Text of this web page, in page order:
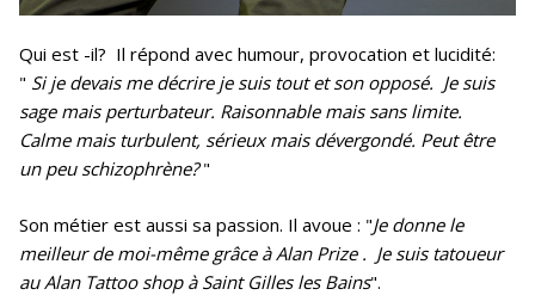
Qui est -il? Il répond avec humour, provocation et lucidité:
" Si je devais me décrire je suis tout et son opposé. Je suis
sage mais perturbateur. Raisonnable mais sans limite.
Calme mais turbulent, sérieux mais dévergondé. Peut être
un peu schizophrène?"
Son métier est aussi sa passion. Il avoue : "Je donne le
meilleur de moi-même grâce à Alan Prize . Je suis tatoueur
au Alan Tattoo shop à Saint Gilles les Bains".